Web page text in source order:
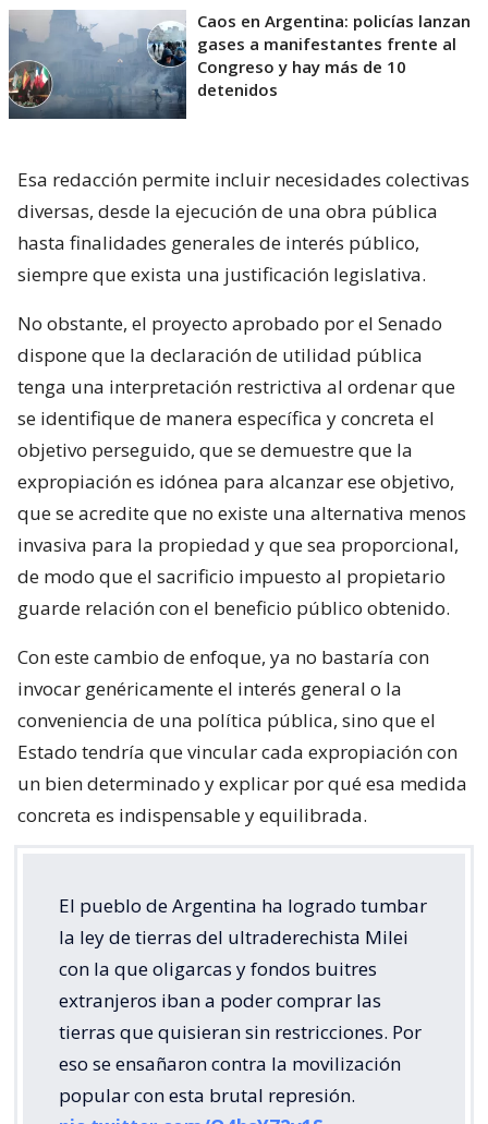
Caos en Argentina: policías lanzan
gases a manifestantes frente al
Congreso y hay más de 10
detenidos
Esa redacción permite incluir necesidades colectivas
diversas, desde la ejecución de una obra pública
hasta finalidades generales de interés público,
siempre que exista una justificación legislativa.
No obstante, el proyecto aprobado por el Senado
dispone que la declaración de utilidad pública
tenga una interpretación restrictiva al ordenar que
se identifique de manera específica y concreta el
objetivo perseguido, que se demuestre que la
expropiación es idónea para alcanzar ese objetivo,
que se acredite que no existe una alternativa menos
invasiva para la propiedad y que sea proporcional,
de modo que el sacrificio impuesto al propietario
guarde relación con el beneficio público obtenido.
Con este cambio de enfoque, ya no bastaría con
invocar genéricamente el interés general o la
conveniencia de una política pública, sino que el
Estado tendría que vincular cada expropiación con
un bien determinado y explicar por qué esa medida
concreta es indispensable y equilibrada.
El pueblo de Argentina ha logrado tumbar
la ley de tierras del ultraderechista Milei
con la que oligarcas y fondos buitres
extranjeros iban a poder comprar las
tierras que quisieran sin restricciones. Por
eso se ensañaron contra la movilización
popular con esta brutal represión.